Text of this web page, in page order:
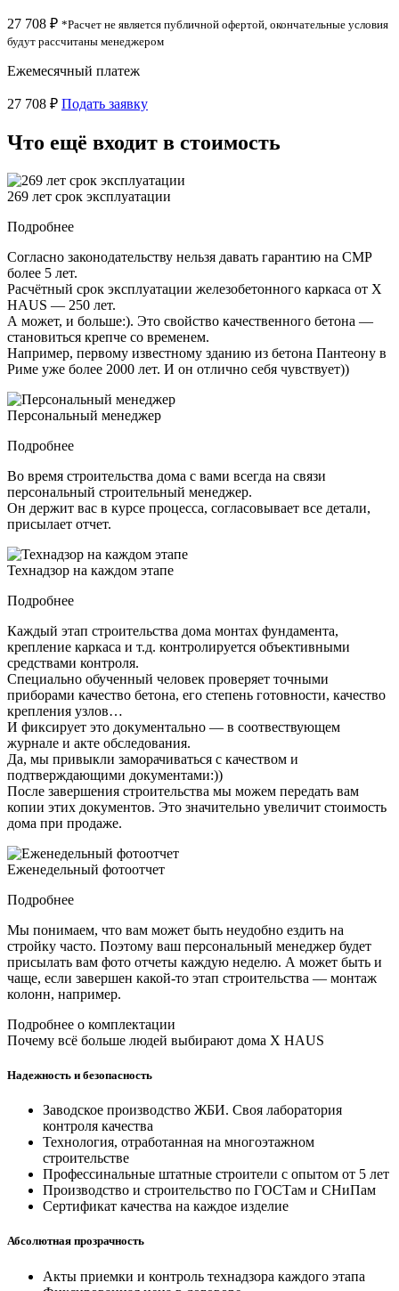
27 708 ₽ *Расчет не является публичной офертой, окончательные условия
будут рассчитаны менеджером
Ежемесячный платеж
27 708 ₽ Подать заявку
Что ещё входит в стоимость
269 лет срок эксплуатации
Подробнее
Согласно законодательству нельзя давать гарантию на СМР
более 5 лет.
Расчётный срок эксплуатации железобетонного каркаса от X
HAUS — 250 лет.
А может, и больше:). Это свойство качественного бетона —
становиться крепче со временем.
Например, первому известному зданию из бетона Пантеону в
Риме уже более 2000 лет. И он отлично себя чувствует))
Персональный менеджер
Подробнее
Во время строительства дома с вами всегда на связи
персональный строительный менеджер.
Он держит вас в курсе процесса, согласовывает все детали,
присылает отчет.
Технадзор на каждом этапе
Подробнее
Каждый этап строительства дома монтах фундамента,
крепление каркаса и т.д. контролируется объективными
средствами контроля.
Специально обученный человек проверяет точными
приборами качество бетона, его степень готовности, качество
крепления узлов…
И фиксирует это документально — в соотвествующем
журнале и акте обследования.
Да, мы привыкли заморачиваться с качеством и
подтверждающими документами:))
После завершения строительства мы можем передать вам
копии этих документов. Это значительно увеличит стоимость
дома при продаже.
Еженедельный фотоотчет
Подробнее
Мы понимаем, что вам может быть неудобно ездить на
стройку часто. Поэтому ваш персональный менеджер будет
присылать вам фото отчеты каждую неделю. А может быть и
чаще, если завершен какой-то этап строительства — монтаж
колонн, например.
Подробнее о комплектации
Почему всё больше людей выбирают дома X HAUS
Надежность и безопасность
Заводское производство ЖБИ. Своя лаборатория
контроля качества
Технология, отработанная на многоэтажном
строительстве
Профессинальные штатные строители с опытом от 5 лет
Производство и строительство по ГОСТам и СНиПам
Сертификат качества на каждое изделие
Абсолютная прозрачность
Акты приемки и контроль технадзора каждого этапа